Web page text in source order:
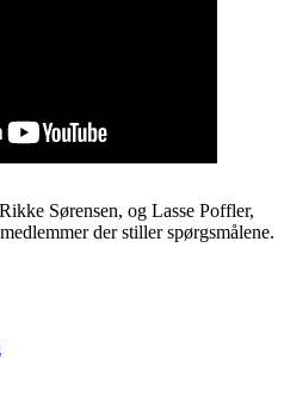
Sørensen, og Lasse Poffler,
der stiller spørgsmålene.